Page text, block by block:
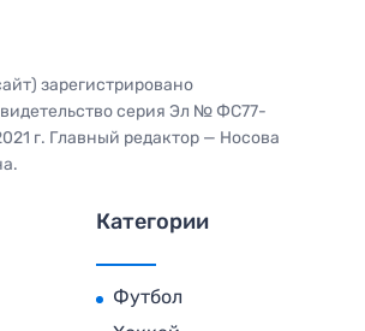
зарегистрировано
серия Эл № ФС77-
г. Главный редактор — Носова
Категории
Футбол